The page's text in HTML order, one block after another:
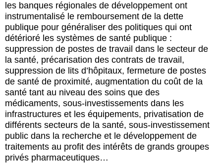
les banques régionales de développement ont
instrumentalisé le remboursement de la dette
publique pour généraliser des politiques qui ont
détérioré les systèmes de santé publique :
suppression de postes de travail dans le secteur de
la santé, précarisation des contrats de travail,
suppression de lits d’hôpitaux, fermeture de postes
de santé de proximité, augmentation du coût de la
santé tant au niveau des soins que des
médicaments, sous-investissements dans les
infrastructures et les équipements, privatisation de
différents secteurs de la santé, sous-investissement
public dans la recherche et le développement de
traitements au profit des intérêts de grands groupes
privés pharmaceutiques…